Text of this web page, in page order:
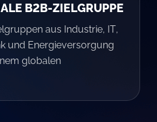
B2B-ZIELGRUPPE
aus Industrie, IT,
und Energieversorgung
globalen